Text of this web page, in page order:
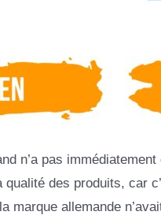
n’a pas
qualité des produits, car
marque allemande